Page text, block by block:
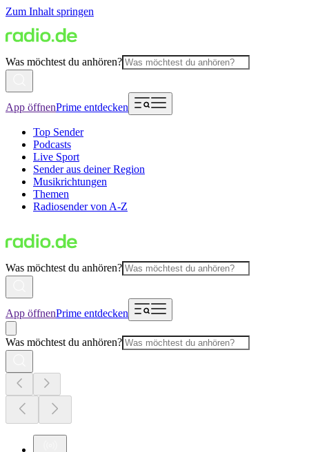
Zum Inhalt springen
Was möchtest du anhören?
App öffnenPrime entdecken
Top Sender
Podcasts
Live Sport
Sender aus deiner Region
Musikrichtungen
Themen
Radiosender von A-Z
Was möchtest du anhören?
App öffnenPrime entdecken
Was möchtest du anhören?